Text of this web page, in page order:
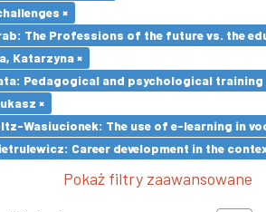
×
The Professions of the future vs. the
Katarzyna ×
Pedagogical and psychological
×
Wasiucionek: The use of e-learning in
Career development in the
Pokaż filtry zaawansowane